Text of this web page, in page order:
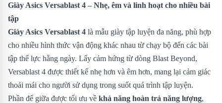
Giày Asics Versablast 4 – Nhẹ, êm và linh hoạt cho nhiều bài
tập
Giày Asics Versablast 4 là mẫu giày tập luyện đa năng, phù hợp
cho nhiều hình thức vận động khác nhau từ chạy bộ đến các bài
tập thể lực hằng ngày. Lấy cảm hứng từ dòng Blast Beyond,
Versablast 4 được thiết kế nhẹ hơn và êm hơn, mang lại cảm giác
thoải mái cho người sử dụng trong suốt quá trình tập luyện.
Phần đế giữa được tối ưu về khả năng hoàn trả năng lượng,